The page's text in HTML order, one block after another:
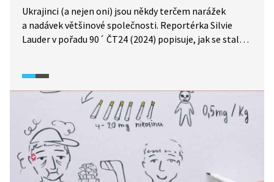
Ukrajinci (a nejen oni) jsou někdy terčem narážek
a nadávek většinové společnosti. Reportérka Silvie
Lauder v pořadu 90´ ČT24 (2024) popisuje, jak se stala
zachovat v situaci, kdy jsme svědky násilí?